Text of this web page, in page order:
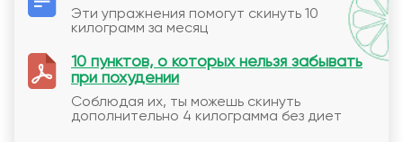
Эти упражнения помогут скинуть 10
килограмм за месяц
10 пунктов, о которых нельзя забывать
при похудении
Соблюдая их, ты можешь скинуть
дополнительно 4 килограмма без диет